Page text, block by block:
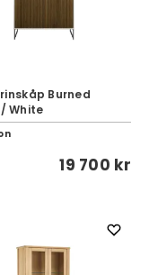
Burned
White
19 700 kr